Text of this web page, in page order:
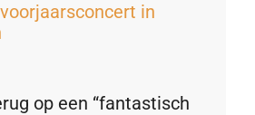
in
op een “fantastisch